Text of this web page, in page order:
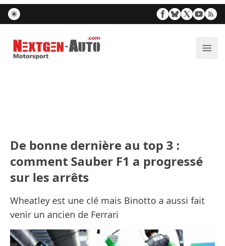
Nextgen-Auto.com
De bonne dernière au top 3 :
comment Sauber F1 a progressé
sur les arrêts
Wheatley est une clé mais Binotto a aussi fait
venir un ancien de Ferrari